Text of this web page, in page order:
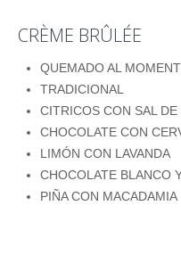
CRÈME BRÛLÉE
QUEMADO AL
TRADICIONAL
CITRICOS CON SAL DE
CHOCOLATE CON
LIMÓN CON LAVANDA
CHOCOLATE BLANCO
PIÑA CON MACADAMIA